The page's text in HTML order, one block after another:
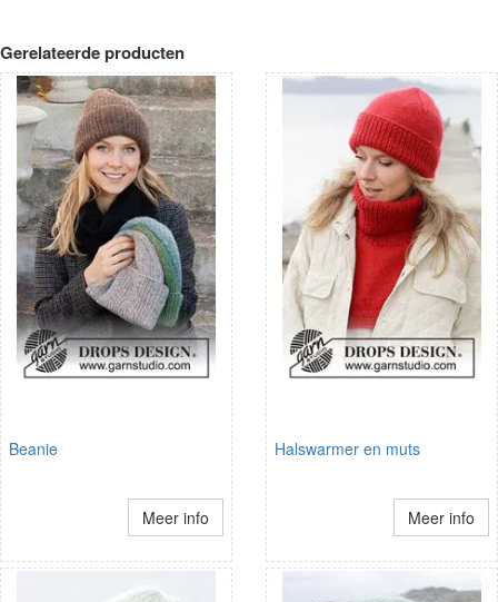
Gerelateerde producten
Beanie
Meer info
Halswarmer en muts
Meer info